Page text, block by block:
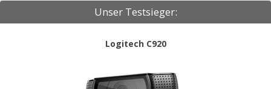
Unser Testsieger:
Logitech C920